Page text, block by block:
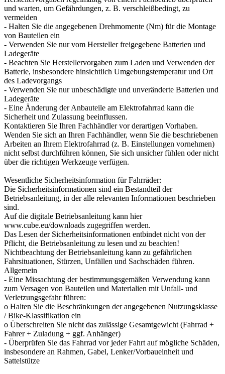
und warten, um Gefährdungen, z. B. verschleißbedingt, zu
vermeiden
- Halten Sie die angegebenen Drehmomente (Nm) für die Montage
von Bauteilen ein
- Verwenden Sie nur vom Hersteller freigegebene Batterien und
Ladegeräte
- Beachten Sie Herstellervorgaben zum Laden und Verwenden der
Batterie, insbesondere hinsichtlich Umgebungstemperatur und Ort
des Ladevorgangs
- Verwenden Sie nur unbeschädigte und unveränderte Batterien und
Ladegeräte
- Eine Änderung der Anbauteile am Elektrofahrrad kann die
Sicherheit und Zulassung beeinflussen.
Kontaktieren Sie Ihren Fachhändler vor derartigen Vorhaben.
Wenden Sie sich an Ihren Fachhändler, wenn Sie die beschriebenen
Arbeiten an Ihrem Elektrofahrrad (z. B. Einstellungen vornehmen)
nicht selbst durchführen können, Sie sich unsicher fühlen oder nicht
über die richtigen Werkzeuge verfügen.
Wesentliche Sicherheitsinformation für Fahrräder:
Die Sicherheitsinformationen sind ein Bestandteil der
Betriebsanleitung, in der alle relevanten Informationen beschrieben
sind.
Auf die digitale Betriebsanleitung kann hier
www.cube.eu/downloads zugegriffen werden.
Das Lesen der Sicherheitsinformationen entbindet nicht von der
Pflicht, die Betriebsanleitung zu lesen und zu beachten!
Nichtbeachtung der Betriebsanleitung kann zu gefährlichen
Fahrsituationen, Stürzen, Unfällen und Sachschäden führen.
Allgemein
- Eine Missachtung der bestimmungsgemäßen Verwendung kann
zum Versagen von Bauteilen und Materialien mit Unfall- und
Verletzungsgefahr führen:
o Halten Sie die Beschränkungen der angegebenen Nutzungsklasse
/ Bike-Klassifikation ein
o Überschreiten Sie nicht das zulässige Gesamtgewicht (Fahrrad +
Fahrer + Zuladung + ggf. Anhänger)
- Überprüfen Sie das Fahrrad vor jeder Fahrt auf mögliche Schäden,
insbesondere an Rahmen, Gabel, Lenker/Vorbaueinheit und
Sattelstütze